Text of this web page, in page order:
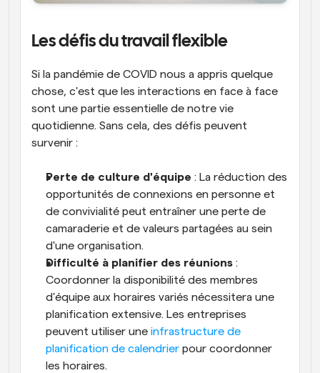
Les défis du travail flexible
Si la pandémie de COVID nous a appris quelque
chose, c'est que les interactions en face à face
sont une partie essentielle de notre vie
quotidienne. Sans cela, des défis peuvent
survenir :
Perte de culture d'équipe : La réduction des
opportunités de connexions en personne et
de convivialité peut entraîner une perte de
camaraderie et de valeurs partagées au sein
d'une organisation.
Difficulté à planifier des réunions :
Coordonner la disponibilité des membres
d'équipe aux horaires variés nécessitera une
planification extensive. Les entreprises
peuvent utiliser une infrastructure de
planification de calendrier pour coordonner
les horaires.